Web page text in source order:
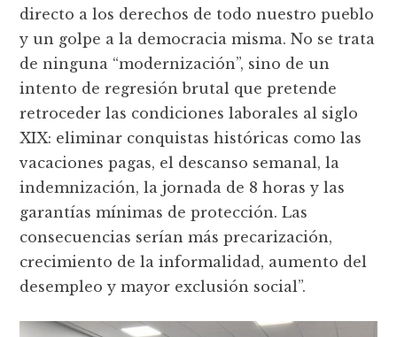
directo a los derechos de todo nuestro pueblo
y un golpe a la democracia misma. No se trata
de ninguna “modernización”, sino de un
intento de regresión brutal que pretende
retroceder las condiciones laborales al siglo
XIX: eliminar conquistas históricas como las
vacaciones pagas, el descanso semanal, la
indemnización, la jornada de 8 horas y las
garantías mínimas de protección. Las
consecuencias serían más precarización,
crecimiento de la informalidad, aumento del
desempleo y mayor exclusión social”.